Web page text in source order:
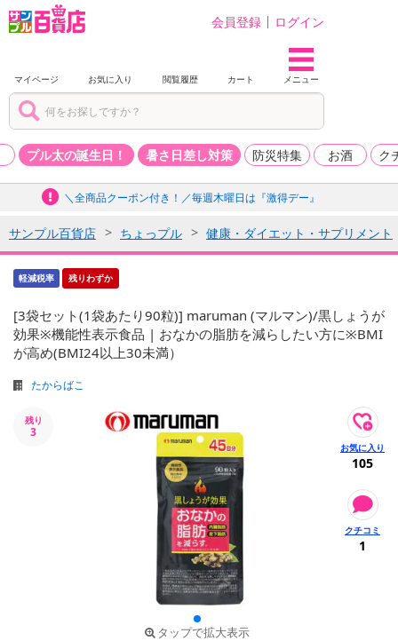
会員登録 ログイン
マイページ お気に入り 閲覧履歴 カート メニュー
プル太の誕生日！ 暑さ日差し対策 防災特集 お酒 ク
＼全商品クーポン付き！／毎週木曜日は『激得デー』
サンプル百貨店 ちょっプル 健康・ダイエット・サプリメント
軽減税率 残りわずか
[3袋セット(1袋あたり90粒)] maruman (マルマン)/黒しょうが
効果※機能性表示食品 | おなかの脂肪を減らしたい方に※BMI
が高め(BMI24以上30未満）
たからばこ
残り
3
タップで拡大表示
105
1